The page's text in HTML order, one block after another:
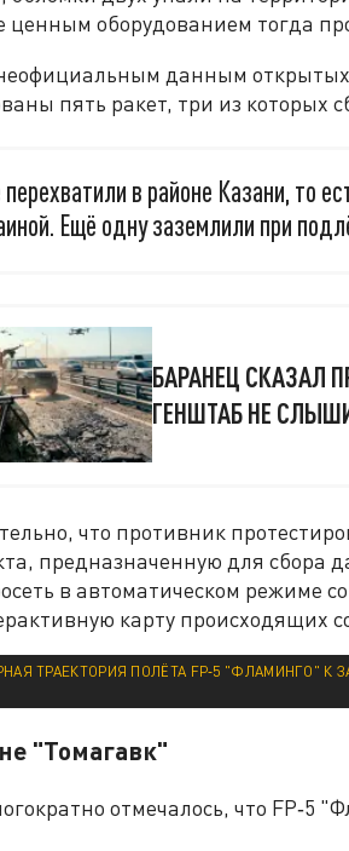
ценным оборудованием тогда
данным
пять ракет, три из которых
в районе Казани, то
Ещё одну заземлили при
БАРАНЕЦ СКАЗАЛ
ГЕНШТАБ НЕ
что противник
предназначенную для сбора
в автоматическом режиме
карту происходящих
ТРАЕКТОРИЯ ПОЛЁТА FP‑5 "ФЛАМИНГО" К
"Томагавк"
отмечалось, что FP‑5